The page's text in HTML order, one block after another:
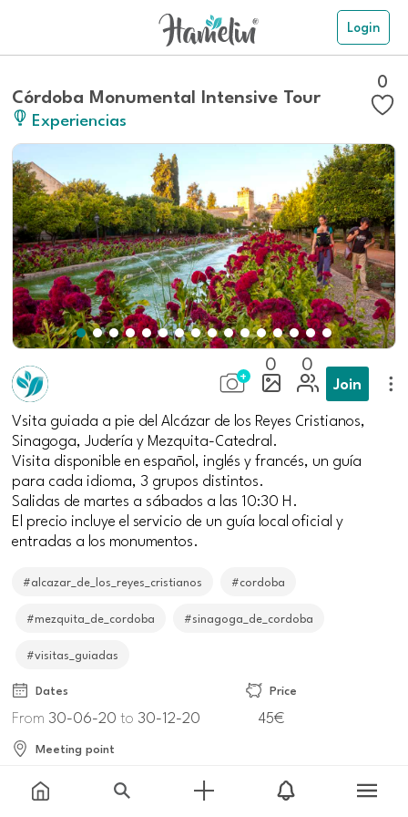
Login
Córdoba Monumental Intensive Tour
Experiencias
0
0 0
Join
Vsita guiada a pie del Alcázar de los Reyes Cristianos,
Sinagoga, Judería y Mezquita-Catedral.
Visita disponible en español, inglés y francés, un guía
para cada idioma, 3 grupos distintos.
Salidas de martes a sábados a las 10:30 H.
El precio incluye el servicio de un guía local oficial y
entradas a los monumentos.
#alcazar_de_los_reyes_cristianos #cordoba
#mezquita_de_cordoba #sinagoga_de_cordoba
#visitas_guiadas
Dates
From 30-06-20to 30-12-20
Price
45€
Meeting point
España